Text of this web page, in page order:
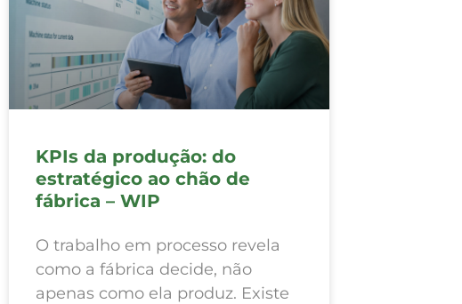
KPIs da produção: do
estratégico ao chão de
fábrica – WIP
O trabalho em processo revela
como a fábrica decide, não
apenas como ela produz. Existe